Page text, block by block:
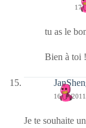
17/
tu as le
Bien à toi !
16/02/
Je te souhaite